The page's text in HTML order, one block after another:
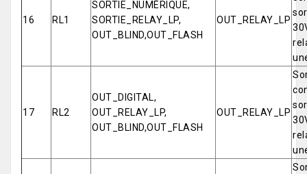
16 RL1
SORTIE_NUMÉRIQUE,
SORTIE_RELAY_LP,
OUT_BLIND,OUT_FLASH
OUT_RELAY_LP
17 RL2
OUT_DIGITAL,
OUT_RELAY_LP,
OUT_BLIND,OUT_FLASH
OUT_RELAY_LP